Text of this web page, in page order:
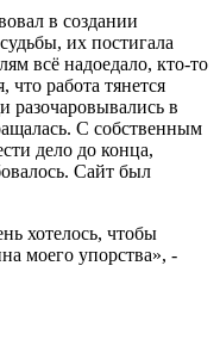
в создании
их постигала
всё надоедало, кто-то
что работа тянется
разочаровывались в
С собственным
дело до конца,
Сайт был
хотелось, чтобы
моего упорства», -